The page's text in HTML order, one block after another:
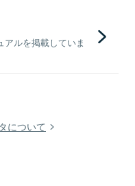
ルを掲載していま
について